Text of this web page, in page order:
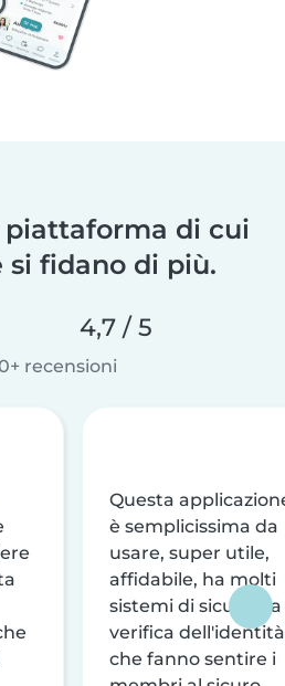
piattaforma di cui
fidano di più.
4,7 / 5
recensioni
Questa
è semplicissima da
usare, super utile,
affidabile, ha molti
sistemi di sicurezza
verifica dell'identità
che fanno sentire i